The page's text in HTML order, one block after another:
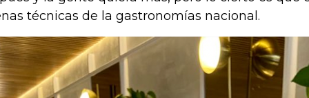
técnicas de la gastronomías nacional.